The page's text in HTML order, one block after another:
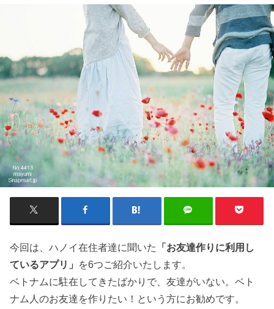
今回は、ハノイ在住者達に聞いた
「お友達作りに利用し
ているアプリ」 を6つご紹介いたします。
ベトナムに駐在してきたばかりで、友達がいない。ベト
ナム人のお友達を作りたい！という方にお勧めです。